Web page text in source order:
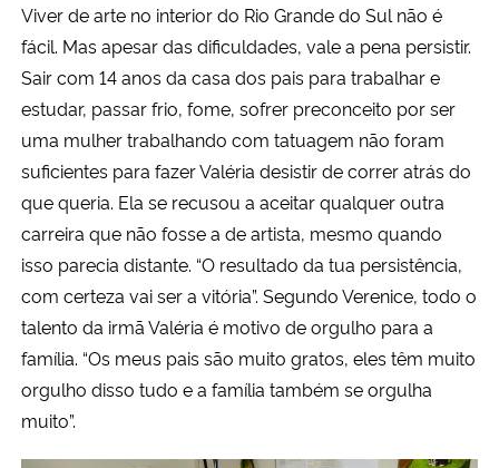
Viver de arte no interior do Rio Grande do Sul não é
fácil. Mas apesar das dificuldades, vale a pena persistir.
Sair com 14 anos da casa dos pais para trabalhar e
estudar, passar frio, fome, sofrer preconceito por ser
uma mulher trabalhando com tatuagem não foram
suficientes para fazer Valéria desistir de correr atrás do
que queria. Ela se recusou a aceitar qualquer outra
carreira que não fosse a de artista, mesmo quando
isso parecia distante. “O resultado da tua persistência,
com certeza vai ser a vitória”. Segundo Verenice, todo o
talento da irmã Valéria é motivo de orgulho para a
família. “Os meus pais são muito gratos, eles têm muito
orgulho disso tudo e a família também se orgulha
muito”.